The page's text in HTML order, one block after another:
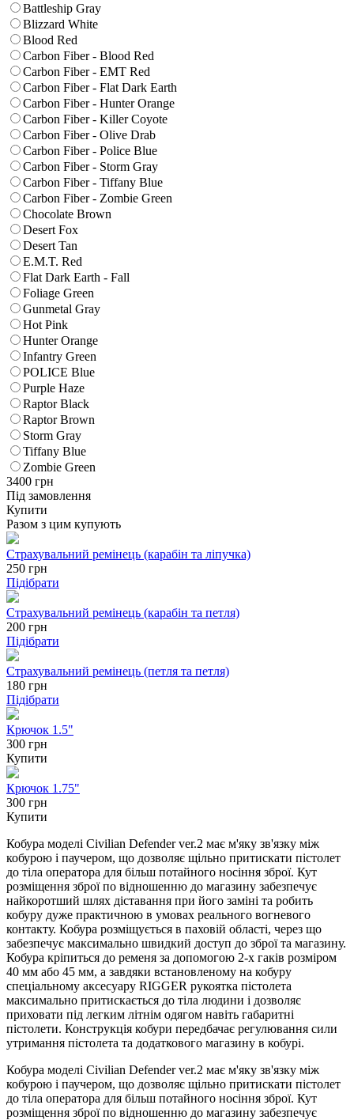
Battleship Gray
Blizzard White
Blood Red
Carbon Fiber - Blood Red
Carbon Fiber - EMT Red
Carbon Fiber - Flat Dark Earth
Carbon Fiber - Hunter Orange
Carbon Fiber - Killer Coyote
Carbon Fiber - Olive Drab
Carbon Fiber - Police Blue
Carbon Fiber - Storm Gray
Carbon Fiber - Tiffany Blue
Carbon Fiber - Zombie Green
Chocolate Brown
Desert Fox
Desert Tan
E.M.T. Red
Flat Dark Earth - Fall
Foliage Green
Gunmetal Gray
Hot Pink
Hunter Orange
Infantry Green
POLICE Blue
Purple Haze
Raptor Black
Raptor Brown
Storm Gray
Tiffany Blue
Zombie Green
3400 грн
Під замовлення
Купити
Разом з цим купують
Страхувальний ремінець (карабін та ліпучка)
250 грн
Підібрати
Страхувальний ремінець (карабін та петля)
200 грн
Підібрати
Страхувальний ремінець (петля та петля)
180 грн
Підібрати
Крючок 1.5"
300 грн
Купити
Крючок 1.75"
300 грн
Купити
Кобура моделі Civilian Defender ver.2 має м'яку зв'язку між
кобурою і паучером, що дозволяє щільно притискати пістолет
до тіла оператора для більш потайного носіння зброї. Кут
розміщення зброї по відношенню до магазину забезпечує
найкоротший шлях діставання при його заміні та робить
кобуру дуже практичною в умовах реального вогневого
контакту. Кобура розміщується в паховій області, через що
забезпечує максимально швидкий доступ до зброї та магазину.
Кобура кріпиться до ременя за допомогою 2-х гаків розміром
40 мм або 45 мм, а завдяки встановленому на кобуру
спеціальному аксесуару RIGGER рукоятка пістолета
максимально притискається до тіла людини і дозволяє
приховати під легким літнім одягом навіть габаритні
пістолети. Конструкція кобури передбачає регулювання сили
утримання пістолета та додаткового магазину в кобурі.
Кобура моделі Civilian Defender ver.2 має м'яку зв'язку між
кобурою і паучером, що дозволяє щільно притискати пістолет
до тіла оператора для більш потайного носіння зброї. Кут
розміщення зброї по відношенню до магазину забезпечує